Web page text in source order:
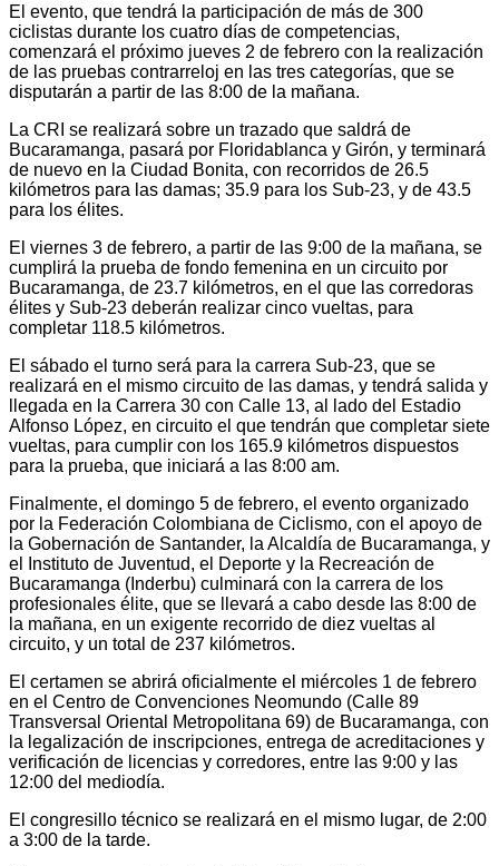
El evento, que tendrá la participación de más de 300
ciclistas durante los cuatro días de competencias,
comenzará el próximo jueves 2 de febrero con la realización
de las pruebas contrarreloj en las tres categorías, que se
disputarán a partir de las 8:00 de la mañana.
La CRI se realizará sobre un trazado que saldrá de
Bucaramanga, pasará por Floridablanca y Girón, y terminará
de nuevo en la Ciudad Bonita, con recorridos de 26.5
kilómetros para las damas; 35.9 para los Sub-23, y de 43.5
para los élites.
El viernes 3 de febrero, a partir de las 9:00 de la mañana, se
cumplirá la prueba de fondo femenina en un circuito por
Bucaramanga, de 23.7 kilómetros, en el que las corredoras
élites y Sub-23 deberán realizar cinco vueltas, para
completar 118.5 kilómetros.
El sábado el turno será para la carrera Sub-23, que se
realizará en el mismo circuito de las damas, y tendrá salida y
llegada en la Carrera 30 con Calle 13, al lado del Estadio
Alfonso López, en circuito el que tendrán que completar siete
vueltas, para cumplir con los 165.9 kilómetros dispuestos
para la prueba, que iniciará a las 8:00 am.
Finalmente, el domingo 5 de febrero, el evento organizado
por la Federación Colombiana de Ciclismo, con el apoyo de
la Gobernación de Santander, la Alcaldía de Bucaramanga, y
el Instituto de Juventud, el Deporte y la Recreación de
Bucaramanga (Inderbu) culminará con la carrera de los
profesionales élite, que se llevará a cabo desde las 8:00 de
la mañana, en un exigente recorrido de diez vueltas al
circuito, y un total de 237 kilómetros.
El certamen se abrirá oficialmente el miércoles 1 de febrero
en el Centro de Convenciones Neomundo (Calle 89
Transversal Oriental Metropolitana 69) de Bucaramanga, con
la legalización de inscripciones, entrega de acreditaciones y
verificación de licencias y corredores, entre las 9:00 y las
12:00 del mediodía.
El congresillo técnico se realizará en el mismo lugar, de 2:00
a 3:00 de la tarde.